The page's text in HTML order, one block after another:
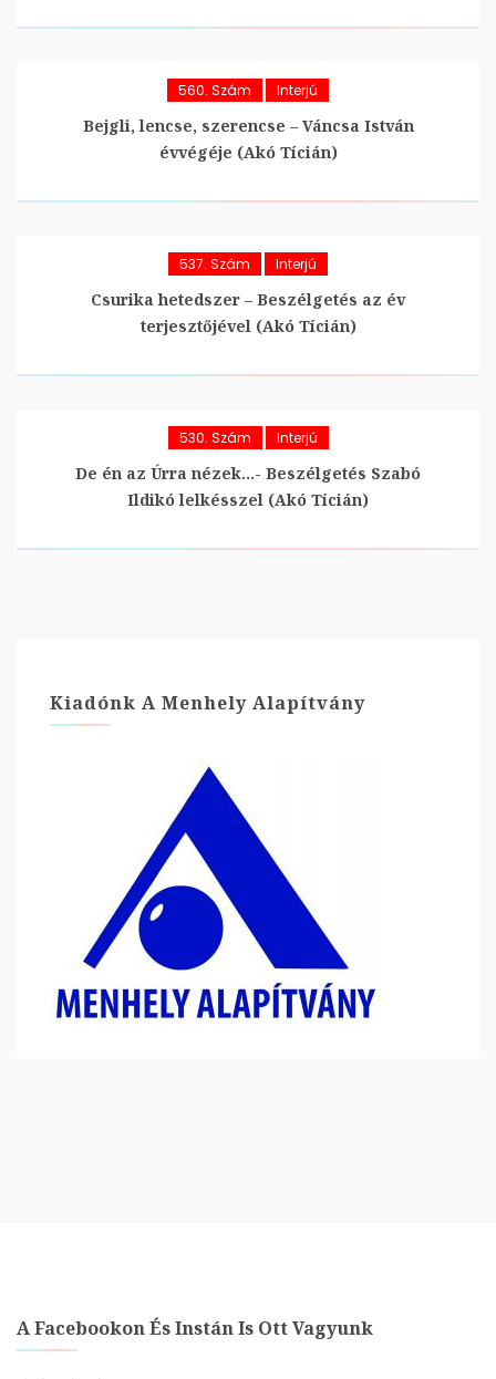
560. Szám Interjú
Bejgli, lencse, szerencse – Váncsa István
évvégéje (Akó Tícián)
537. Szám Interjú
Csurika hetedszer – Beszélgetés az év
terjesztőjével (Akó Tícián)
530. Szám Interjú
De én az Úrra nézek…- Beszélgetés Szabó
Ildikó lelkésszel (Akó Tícián)
Kiadónk A Menhely Alapítvány
A Facebookon És Instán Is Ott Vagyunk